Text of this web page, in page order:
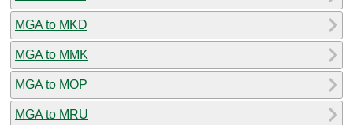
MGA to MKD
MGA to MMK
MGA to MOP
MGA to MRU